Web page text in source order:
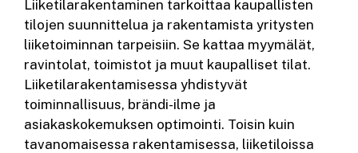
Liiketilarakentaminen tarkoittaa kaupallisten
tilojen suunnittelua ja rakentamista yritysten
liiketoiminnan tarpeisiin. Se kattaa myymälät,
ravintolat, toimistot ja muut kaupalliset tilat.
Liiketilarakentamisessa yhdistyvät
toiminnallisuus, brändi-ilme ja
asiakaskokemuksen optimointi. Toisin kuin
tavanomaisessa rakentamisessa, liiketiloissa